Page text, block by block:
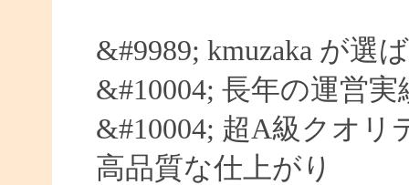
&#9989; kmuzaka が選
&#10004; 長年の運営
&#10004; 超A級クオリ
高品質な仕上がり